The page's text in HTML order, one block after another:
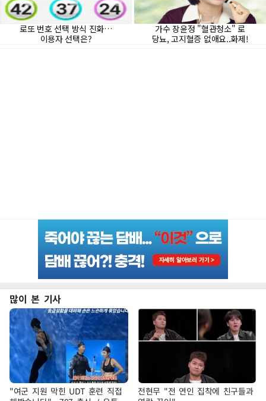
많이 본 기사
"여군 지원 막힌 UDT 훈련 직접
전현무 "전 연인 집착에 친구들과